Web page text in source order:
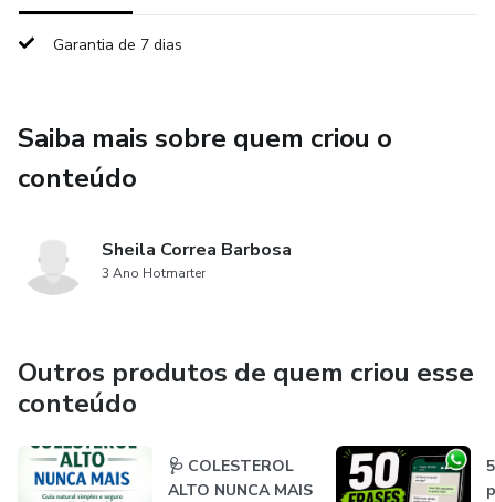
Tudo com mensagens prontas que funcionam na prática.
Garantia de 7 dias
Saiba mais sobre quem criou o
conteúdo
Sheila Correa Barbosa
3 Ano Hotmarter
Outros produtos de quem criou esse
conteúdo
🩺 COLESTEROL
ALTO NUNCA MAIS